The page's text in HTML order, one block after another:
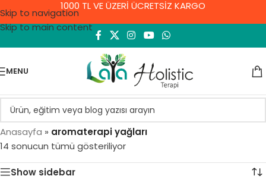
Skip to navigation
Skip to main content
1000 TL VE ÜZERİ ÜCRETSİZ KARGO
MENU
Anasayfa » aromaterapi yağları
14 sonucun tümü gösteriliyor
Show sidebar